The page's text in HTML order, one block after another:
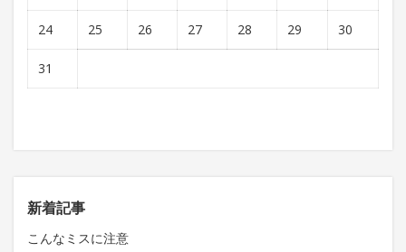
24 25 26 27 28 29 30
31
新着記事
こんなミスに注意